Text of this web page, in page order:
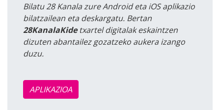
Bilatu 28 Kanala zure Android eta iOS aplikazio
bilatzailean eta deskargatu. Bertan
28KanalaKidetxartel digitalak eskaintzen
dizuten abantailez gozatzeko aukera izango
duzu.
APLIKAZIOA